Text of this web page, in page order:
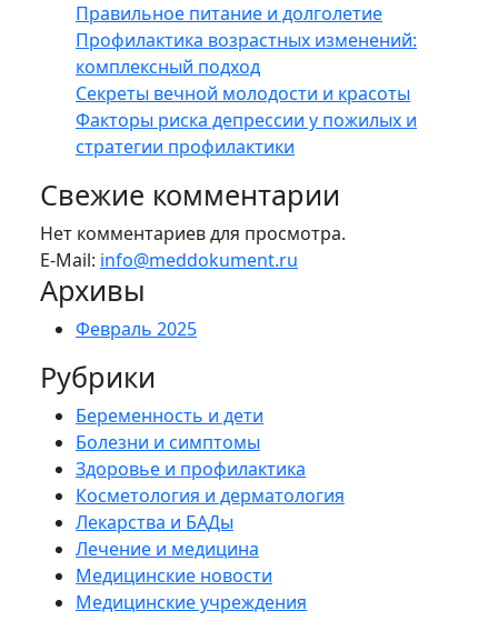
Правильное питание и долголетие
Профилактика возрастных изменений:
комплексный подход
Секреты вечной молодости и красоты
Факторы риска депрессии у пожилых и
стратегии профилактики
Свежие комментарии
Нет комментариев для просмотра.
E-Mail: info@meddokument.ru
Архивы
Февраль 2025
Рубрики
Беременность и дети
Болезни и симптомы
Здоровье и профилактика
Косметология и дерматология
Лекарства и БАДы
Лечение и медицина
Медицинские новости
Медицинские учреждения